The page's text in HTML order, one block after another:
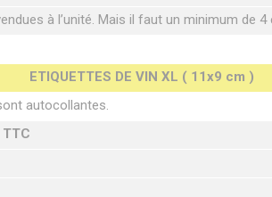
à l’unité. Mais il faut un minimum de
ETIQUETTES DE VIN XL ( 11x9 cm )
autocollantes.